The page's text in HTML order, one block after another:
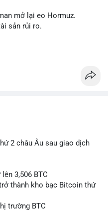
mở lại eo Hormuz.
sản rủi ro.
2 châu Âu sau giao dịch
3,506 BTC
thành kho bạc Bitcoin thứ
trường BTC